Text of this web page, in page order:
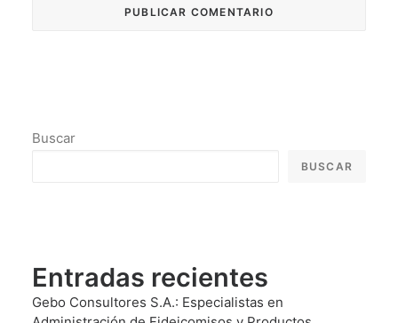
Buscar
BUSCAR
Entradas recientes
Gebo Consultores S.A.: Especialistas en